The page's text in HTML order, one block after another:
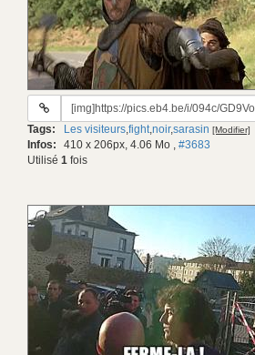
URL
gif:
Tags: Les visiteurs,fight,noir,sarasin [Modifier]
Infos: 410 x 206px, 4.06 Mo , #3683
Utilisé 1 fois